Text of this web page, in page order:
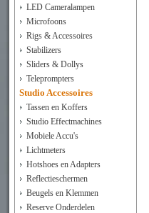
LED Cameralampen
Microfoons
Rigs & Accessoires
Stabilizers
Sliders & Dollys
Teleprompters
Studio Accessoires
Tassen en Koffers
Studio Effectmachines
Mobiele Accu's
Lichtmeters
Hotshoes en Adapters
Reflectieschermen
Beugels en Klemmen
Reserve Onderdelen